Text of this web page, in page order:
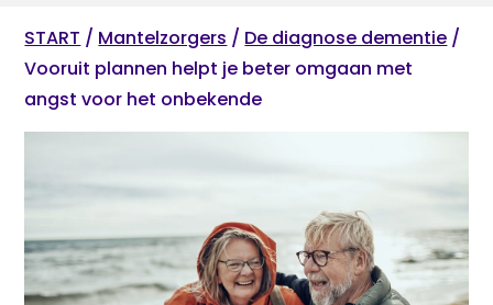
START / Mantelzorgers / De diagnose dementie /
Vooruit plannen helpt je beter omgaan met
angst voor het onbekende